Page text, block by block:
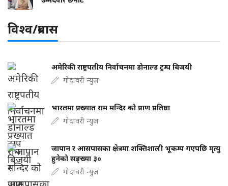
विश्व/प्रबास
अमेरिकी राष्ट्रपतीय निर्वाचनमा डोनाल्ड ट्रम्प बिजयी
गोदावरी न्युज
भारतमा प्रख्यात राम मन्दिर को प्राण प्रतिष्ठा
गोदावरी न्युज
जापान र आसपासका क्षेत्रमा शक्तिशाली भूकम्प गएपछि मृत्यु
हुनेको सङ्ख्या ३०
गोदावरी न्युज